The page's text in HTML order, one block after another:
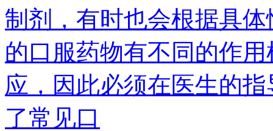
制剂，有时也会根据具
的口服药物有不同的作
应，因此必须在医生的
了常见口